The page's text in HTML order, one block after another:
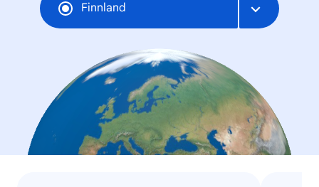
Finnland